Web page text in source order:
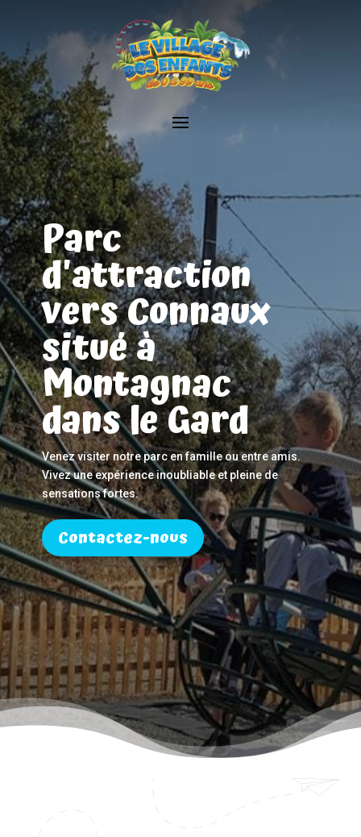
Parc
d'attraction
vers Connaux
situé à
Montagnac
dans le Gard
Venez visiter notre parc en famille ou entre amis.
Vivez une expérience inoubliable et pleine de
sensations fortes.
Contactez-nous